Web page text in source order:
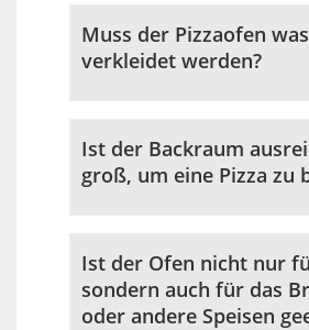
Muss der Pizzaofen
verkleidet werden?
Ist der Backraum
groß, um eine Pizza zu
Ist der Ofen nicht nur
sondern auch für das
oder andere Speisen